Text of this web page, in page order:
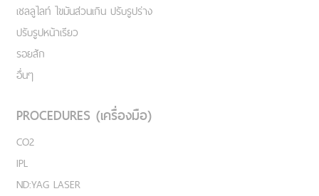
เชลลูไลท์ ไขมันส่วนเกิน ปรับรูปร่าง
ปรับรูปหน้าเรียว
รอยสัก
อื่นๆ
PROCEDURES (เครื่องมือ)
CO2
IPL
ND:YAG LASER